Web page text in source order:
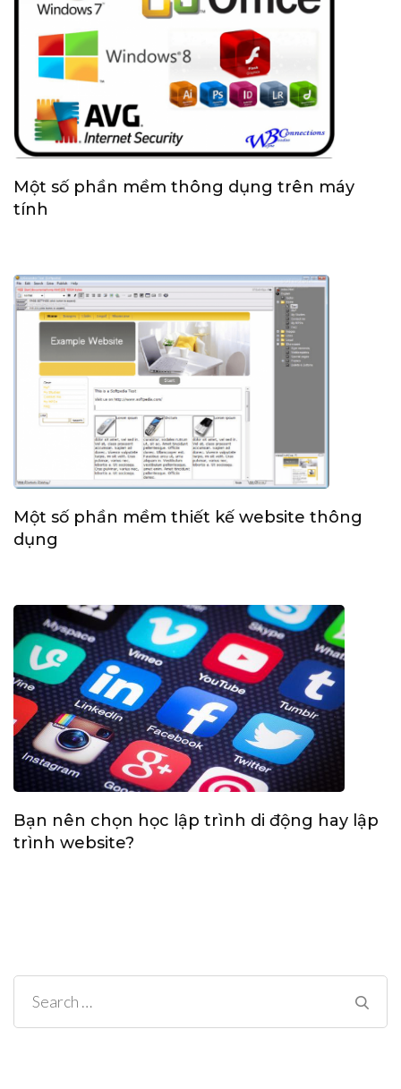
Một số phần mềm thông dụng trên máy
tính
Một số phần mềm thiết kế website thông
dụng
Bạn nên chọn học lập trình di động hay lập
trình website?
Search
for: